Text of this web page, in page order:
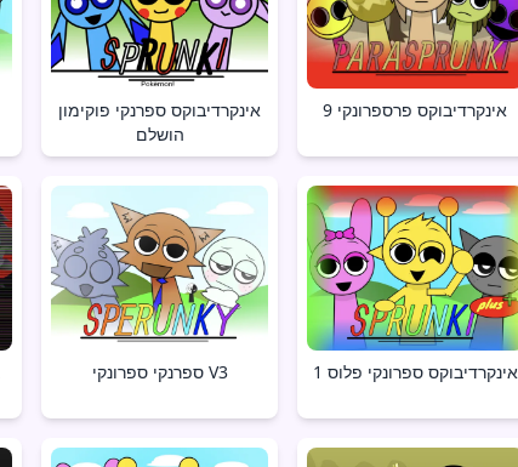
אינקרדיבוקס ספרנקי פוקימון
הושלם
אינקרדיבוקס פרספרונקי 9
ספרנקי ספרונקי V3 אינקרדיבוקס ספרונקי פלוס 1